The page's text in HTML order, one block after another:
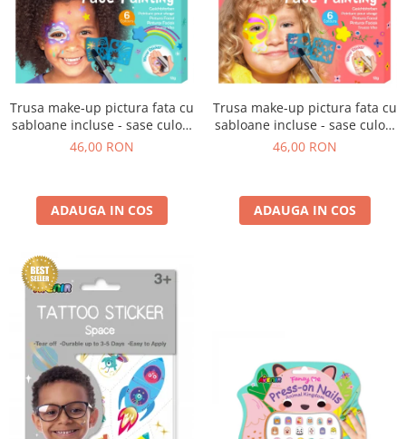
Trusa make-up pictura fata cu
sabloane incluse - sase culori
non-alergice - curcubeu si
46,00 RON
ADAUGA IN COS
Trusa make-up pictura fata cu
sabloane incluse - sase culori
non-alergice - flori si fluturi
46,00 RON
ADAUGA IN COS